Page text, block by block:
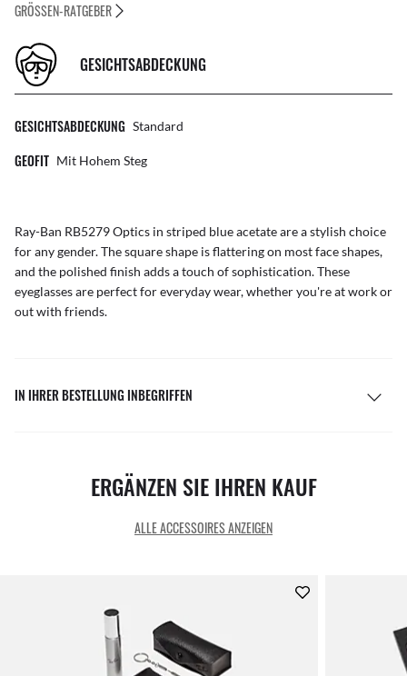
GRÖSSEN-RATGEBER
GESICHTSABDECKUNG
GESICHTSABDECKUNG Standard
GEOFIT Mit Hohem Steg
Ray-Ban RB5279 Optics in striped blue acetate are a stylish choice
for any gender. The square shape is flattering on most face shapes,
and the polished finish adds a touch of sophistication. These
eyeglasses are perfect for everyday wear, whether you're at work or
out with friends.
IN IHRER BESTELLUNG INBEGRIFFEN
ERGÄNZEN SIE IHREN KAUF
ALLE ACCESSOIRES ANZEIGEN